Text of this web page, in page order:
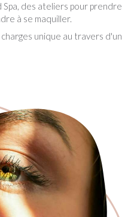
des ateliers pour prendre
à se maquiller.
unique au travers d'un